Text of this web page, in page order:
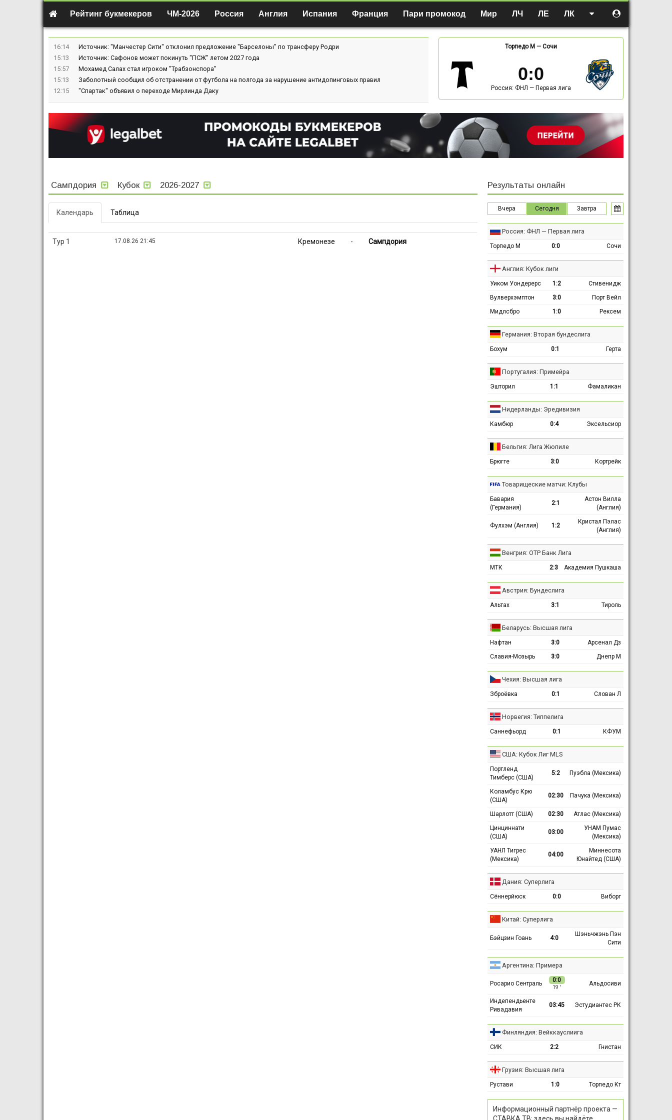
Рейтинг букмекеров ЧМ-2026 Россия Англия Испания Франция Пари промокод Мир ЛЧ ЛЕ ЛК
16:14
Источник: "Манчестер Сити" отклонил предложение "Барселоны" по трансферу Родри
15:13
Источник: Сафонов может покинуть "ПСЖ" летом 2027 года
15:57
Мохамед Салах стал игроком "Трабзонспора"
15:13
Заболотный сообщил об отстранении от футбола на полгода за нарушение антидопинговых правил
12:15
"Спартак" объявил о переходе Мирлинда Даку
Торпедо М — Сочи
0:0
Россия: ФНЛ — Первая лига
Сампдория Кубок 2026-2027
Календарь Таблица
Тур 1 17.08.26 21:45 Кремонезе - Сампдория
Результаты онлайн
Вчера Сегодня Завтра
Россия: ФНЛ — Первая лига
Торпедо М 0:0 Сочи
Англия: Кубок лиги
Уиком Уондерерс 1:2
Стивенидж
Вулверхэмптон
3:0
Порт Вейл
Мидлсбро
1:0 Рексем
Германия: Вторая бундеслига
Бохум 0:1 Герта
Португалия: Примейра
Эшторил 1:1 Фамаликан
Нидерланды: Эредивизия
Камбюр 0:4 Эксельсиор
Бельгия: Лига Жюпиле
Брюгге 3:0 Кортрейк
Товарищеские матчи: Клубы
Бавария
(Германия)
2:1
Астон Вилла
(Англия)
Фулхэм (Англия) 1:2
Кристал Пэлас
(Англия)
Венгрия: ОТР Банк Лига
МТК 2:3 Академия Пушкаша
Австрия: Бундеслига
Альтах 3:1 Тироль
Беларусь: Высшая лига
Нафтан 3:0
Арсенал Дз
Славия-Мозырь
3:0 Днепр М
Чехия: Высшая лига
Зброёвка 0:1 Слован Л
Норвегия: Типпелига
Саннефьорд 0:1 КФУМ
США: Кубок Лиг MLS
Портленд
Тимберс (США)
5:2 Пуэбла (Мексика)
Коламбус Крю
(США)
02:30 Пачука (Мексика)
Шарлотт (США) 02:30
Атлас (Мексика)
Цинциннати
(США)
03:00
УНАМ Пумас
(Мексика)
УАНЛ Тигрес
(Мексика)
04:00
Миннесота
Юнайтед (США)
Дания: Суперлига
Сённерйюск 0:0 Виборг
Китай: Суперлига
Бэйцзин Гоань 4:0
Шэньчжэнь Пэн
Сити
Аргентина: Примера
Росарио Сентраль 0:0
19 ′
Альдосиви
Индепендьенте
Ривадавия
03:45 Эстудиантес РК
Финляндия: Вейккауслиига
СИК 2:2 Гнистан
Грузия: Высшая лига
Рустави 1:0 Торпедо Кт
Информационный партнёр проекта —
СТАВКА ТВ: здесь вы найдёте